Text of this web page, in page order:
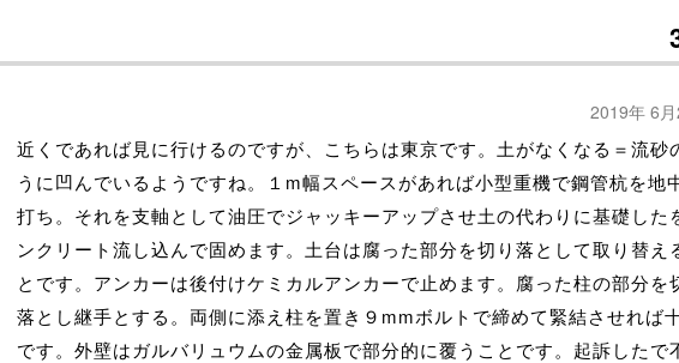
2019年 6
近くであれば見に行けるのですが、こちらは東京です。土がなくなる＝流砂
うに凹んでいるようですね。１m幅スペースがあれば小型重機で鋼管杭を地
打ち。それを支軸として油圧でジャッキーアップさせ土の代わりに基礎した
ンクリート流し込んで固めます。土台は腐った部分を切り落として取り替え
とです。アンカーは後付けケミカルアンカーで止めます。腐った柱の部分を
落とし継手とする。両側に添え柱を置き９mmボルトで締めて緊結させれば
です。外壁はガルバリュウムの金属板で部分的に覆うことです。起訴したで